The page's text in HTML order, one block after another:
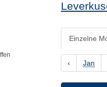
Einzelne
‹ Jan